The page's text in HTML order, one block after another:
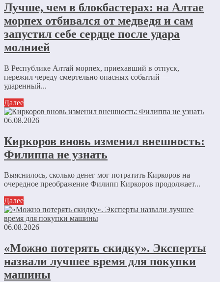
Лучше, чем в блокбастерах: на Алтае
морпех отбивался от медведя и сам
запустил себе сердце после удара
молнией
В Республике Алтай морпех, приехавший в отпуск,
пережил череду смертельно опасных событий —
ударенный...
Далее
06.08.2026
Киркоров вновь изменил внешность:
Филиппа не узнать
Выяснилось, сколько денег мог потратить Киркоров на
очередное преображение Филипп Киркоров продолжает...
Далее
06.08.2026
«Можно потерять скидку». Эксперты
назвали лучшее время для покупки
машины